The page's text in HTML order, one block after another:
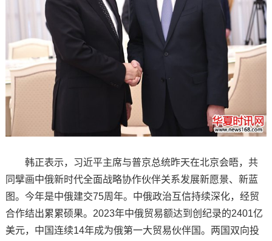
韩正表示，习近平主席与普京总统昨天在北京会晤，共
同擘画中俄新时代全面战略协作伙伴关系发展新愿景、新蓝
图。今年是中俄建交75周年。中俄政治互信持续深化，经贸
合作结出累累硕果。2023年中俄贸易额达到创纪录的2401亿
美元，中国连续14年成为俄第一大贸易伙伴国。两国双向投